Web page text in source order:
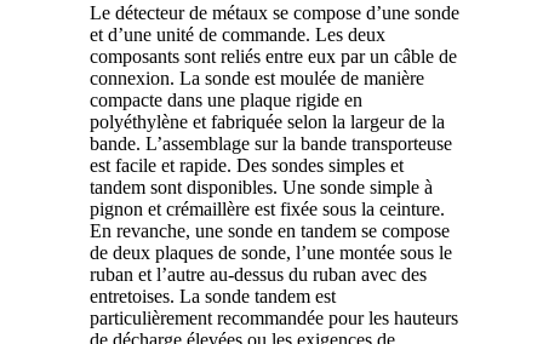
Le détecteur de métaux se compose d’une sonde
et d’une unité de commande. Les deux
composants sont reliés entre eux par un câble de
connexion. La sonde est moulée de manière
compacte dans une plaque rigide en
polyéthylène et fabriquée selon la largeur de la
bande. L’assemblage sur la bande transporteuse
est facile et rapide. Des sondes simples et
tandem sont disponibles. Une sonde simple à
pignon et crémaillère est fixée sous la ceinture.
En revanche, une sonde en tandem se compose
de deux plaques de sonde, l’une montée sous le
ruban et l’autre au-dessus du ruban avec des
entretoises. La sonde tandem est
particulièrement recommandée pour les hauteurs
de décharge élevées ou les exigences de